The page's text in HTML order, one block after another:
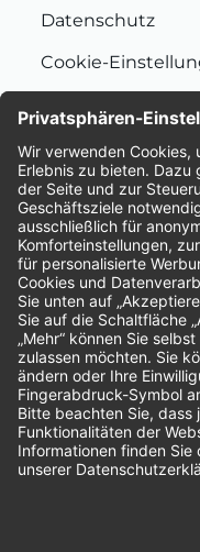
Datenschutz
Cookie-
Bewertungen